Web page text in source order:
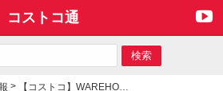
コストコ通
> 【コストコ】WAREHOUSE SAVINGS コストコ新商品・割引情報 6月21日〜6月27日